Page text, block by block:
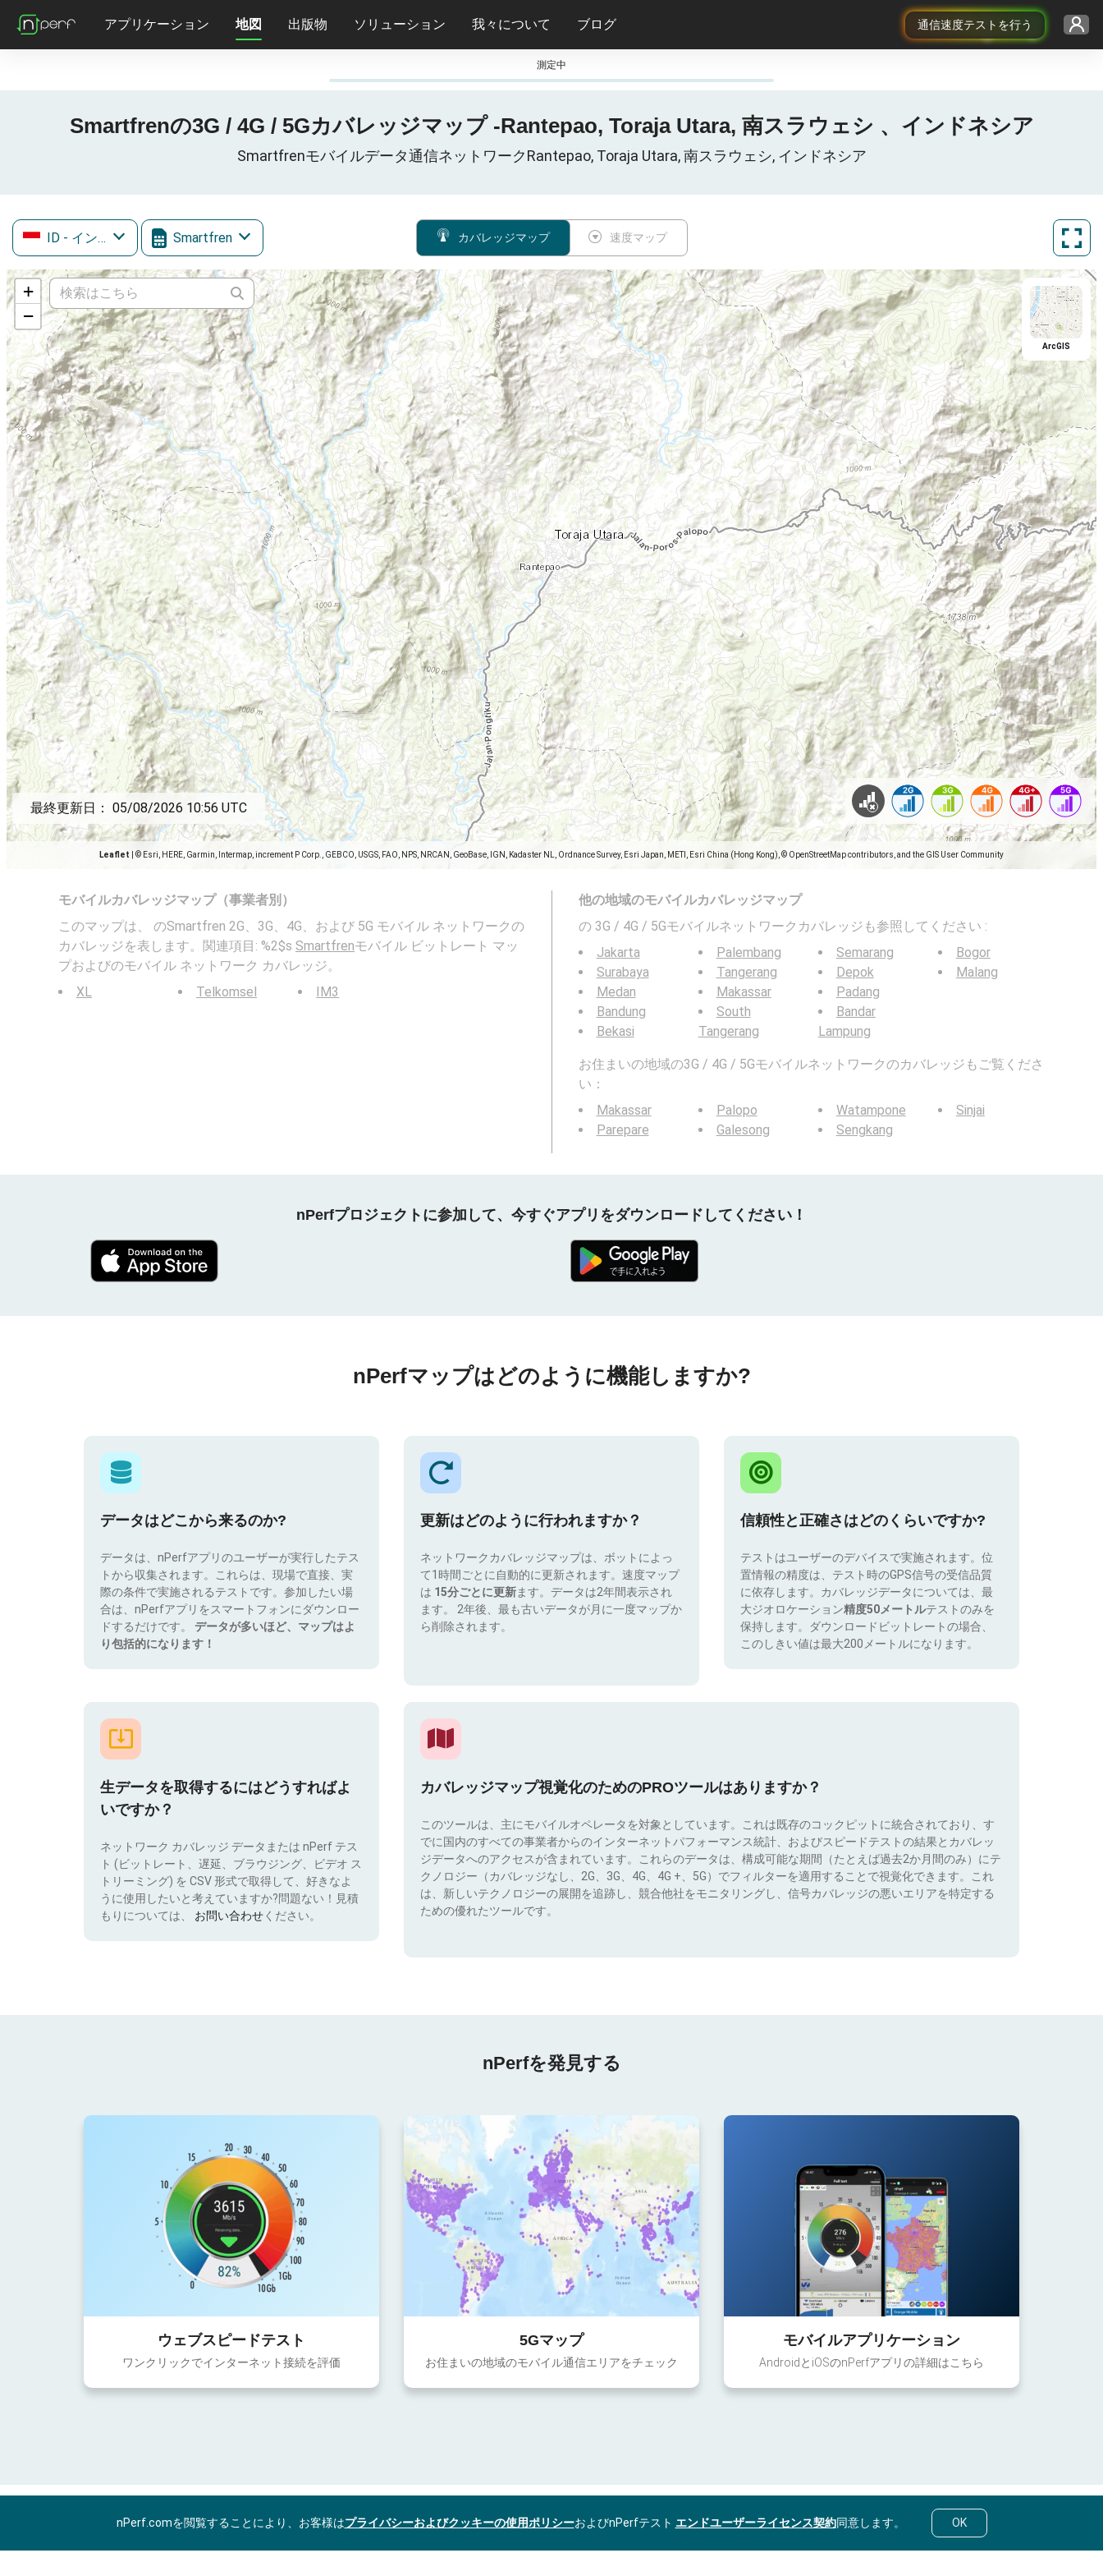
通信速度テストを行う
アプリケーション 地図 出版物 ソリューション 我々について ブログ
測定中
Smartfrenの3G / 4G / 5Gカバレッジマップ -Rantepao, Toraja Utara, 南スラウェシ 、インドネシア
Smartfrenモバイルデータ通信ネットワークRantepao, Toraja Utara, 南スラウェシ, インドネシア
ID - インドネシア Smartfren カバレッジマップ 速度マップ
+
−
Leaflet © Esri, HERE, Garmin, Intermap, increment P Corp., GEBCO, USGS, FAO, NPS, NRCAN, GeoBase, IGN, Kadaster NL, Ordnance Survey, Esri Japan, METI, Esri China (Hong Kong), © OpenStreetMap contributors, and the GIS User Community
ArcGIS
最終更新日： 05/08/2026 10:56 UTC
モバイルカバレッジマップ（事業者別）
このマップは、 のSmartfren 2G、3G、4G、および 5G モバイル ネットワークの
カバレッジを表します。関連項目: %2$s Smartfrenモバイル ビットレート マッ
プおよびのモバイル ネットワーク カバレッジ。
XL
Telkomsel IM3
他の地域のモバイルカバレッジマップ
の 3G / 4G / 5Gモバイルネットワークカバレッジも参照してください :
Jakarta
Surabaya
Medan
Bandung
Bekasi
Palembang
Tangerang
Makassar
South
Tangerang
Semarang
Depok
Padang
Bandar
Lampung
Bogor
Malang
お住まいの地域の3G / 4G / 5Gモバイルネットワークのカバレッジもご覧くださ
い：
Makassar
Parepare
Palopo
Galesong
Watampone
Sengkang
Sinjai
nPerfプロジェクトに参加して、今すぐアプリをダウンロードしてください！
nPerfマップはどのように機能しますか?
データはどこから来るのか?
データは、nPerfアプリのユーザーが実行したテス
トから収集されます。これらは、現場で直接、実
際の条件で実施されるテストです。参加したい場
合は、nPerfアプリをスマートフォンにダウンロー
ドするだけです。 データが多いほど、マップはよ
り包括的になります！
更新はどのように行われますか？
ネットワークカバレッジマップは、ボットによっ
て1時間ごとに自動的に更新されます。速度マップ
は 15分ごとに更新ます。データは2年間表示され
ます。 2年後、最も古いデータが月に一度マップか
ら削除されます。
信頼性と正確さはどのくらいですか?
テストはユーザーのデバイスで実施されます。位
置情報の精度は、テスト時のGPS信号の受信品質
に依存します。カバレッジデータについては、最
大ジオロケーション精度50メートルテストのみを
保持します。ダウンロードビットレートの場合、
このしきい値は最大200メートルになります。
生データを取得するにはどうすればよ
いですか？
ネットワーク カバレッジ データまたは nPerf テス
ト (ビットレート、遅延、ブラウジング、ビデオ ス
トリーミング) を CSV 形式で取得して、好きなよ
うに使用したいと考えていますか?問題ない！見積
もりについては、 お問い合わせください。
カバレッジマップ視覚化のためのPROツールはありますか？
このツールは、主にモバイルオペレータを対象としています。これは既存のコックピットに統合されており、す
でに国内のすべての事業者からのインターネットパフォーマンス統計、およびスピードテストの結果とカバレッ
ジデータへのアクセスが含まれています。これらのデータは、構成可能な期間（たとえば過去2か月間のみ）にテ
クノロジー（カバレッジなし、2G、3G、4G、4G +、5G）でフィルターを適用することで視覚化できます。これ
は、新しいテクノロジーの展開を追跡し、競合他社をモニタリングし、信号カバレッジの悪いエリアを特定する
ための優れたツールです。
nPerfを発見する
ウェブスピードテスト
ワンクリックでインターネット接続を評価
5Gマップ
お住まいの地域のモバイル通信エリアをチェック
モバイルアプリケーション
AndroidとiOSのnPerfアプリの詳細はこちら
nPerf.comを閲覧することにより、お客様はプライバシーおよびクッキーの使用ポリシーおよびnPerfテスト エンドユーザーライセンス契約同意します。 OK